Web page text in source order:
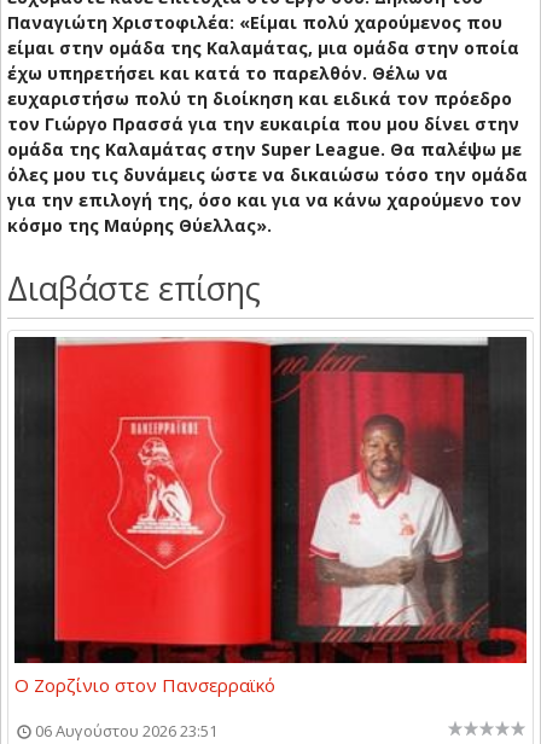
Παναγιώτη Χριστοφιλέα: «Είμαι πολύ χαρούμενος που
είμαι στην ομάδα της Καλαμάτας, μια ομάδα στην οποία
έχω υπηρετήσει και κατά το παρελθόν. Θέλω να
ευχαριστήσω πολύ τη διοίκηση και ειδικά τον πρόεδρο
τον Γιώργο Πρασσά για την ευκαιρία που μου δίνει στην
ομάδα της Καλαμάτας στην Super League. Θα παλέψω με
όλες μου τις δυνάμεις ώστε να δικαιώσω τόσο την ομάδα
για την επιλογή της, όσο και για να κάνω χαρούμενο τον
κόσμο της Μαύρης Θύελλας».
Διαβάστε επίσης
Ο Ζορζίνιο στον Πανσερραϊκό
06 Αυγούστου 2026 23:51